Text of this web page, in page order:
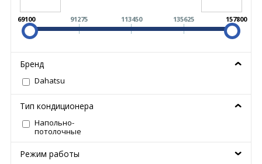
69100 91275 113450 135625 157800
Бренд
Dahatsu
Тип кондиционера
Напольно-
потолочные
Режим работы